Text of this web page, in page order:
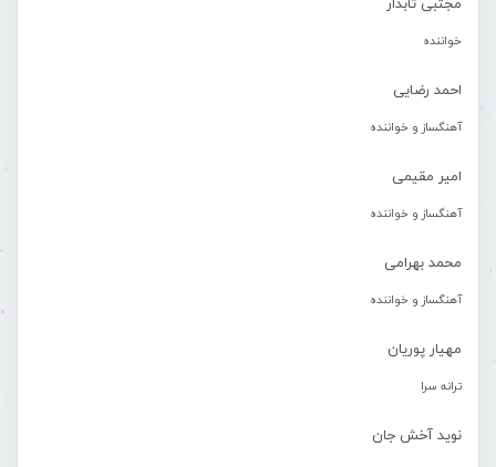
مجتبی تابدار
خواننده
احمد رضایی
آهنگساز و خواننده
امیر مقیمی
آهنگساز و خواننده
محمد بهرامی
آهنگساز و خواننده
مهیار پوریان
ترانه سرا
نوید آخش جان